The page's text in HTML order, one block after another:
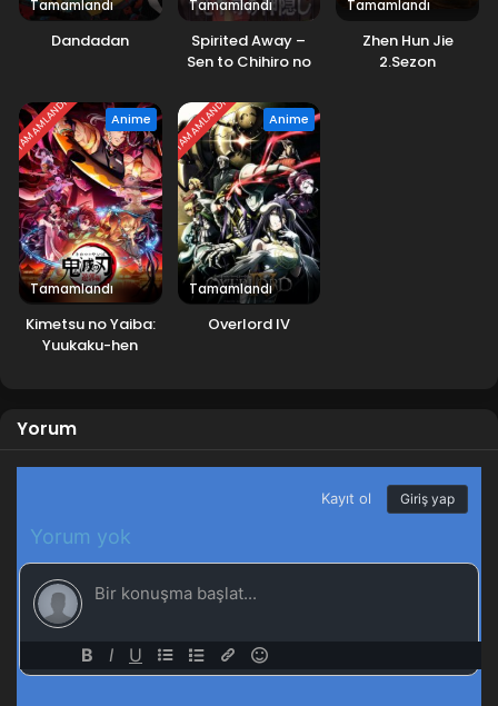
Tamamlandı
Dandadan
Tamamlandı
Spirited Away –
Sen to Chihiro no
Tamamlandı
Zhen Hun Jie
2.Sezon
TAMAMLANDI Anime
Tamamlandı
Kimetsu no Yaiba:
Yuukaku-hen
TAMAMLANDI Anime
Tamamlandı
Overlord IV
Yorum